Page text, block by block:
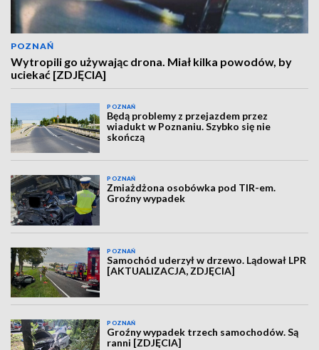
POZNAŃ
Wytropili go używając drona. Miał kilka powodów, by
uciekać [ZDJĘCIA]
POZNAŃ
Będą problemy z przejazdem przez
wiadukt w Poznaniu. Szybko się nie
skończą
POZNAŃ
Zmiażdżona osobówka pod TIR-em.
Groźny wypadek
POZNAŃ
Samochód uderzył w drzewo. Lądował LPR
[AKTUALIZACJA, ZDJĘCIA]
POZNAŃ
Groźny wypadek trzech samochodów. Są
ranni [ZDJĘCIA]